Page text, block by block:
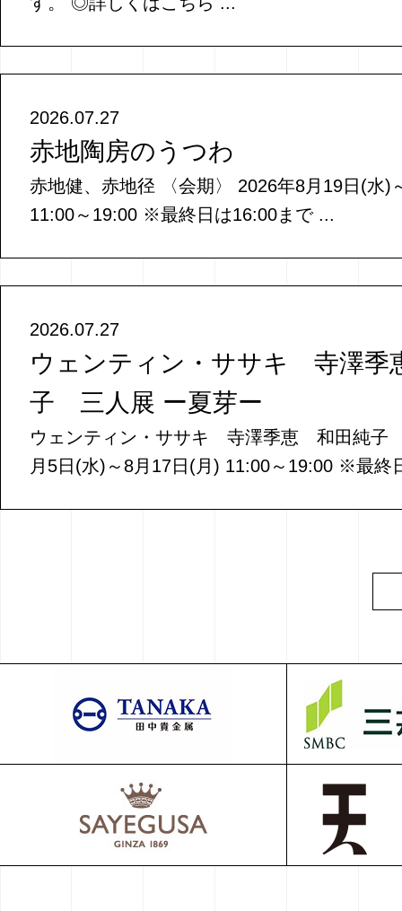
2026.07.27
赤地陶房のうつわ
赤地健、赤地径 〈会期〉 2026年8月19日(水)
11:00～19:00 ※最終日は16:00まで ...
2026.07.27
ウェンティン・ササキ 寺澤
子 三人展 ー夏芽ー
ウェンティン・ササキ 寺澤季恵 和田純子
月5日(水)～8月17日(月)⁡ 11:00～19:00 ※最終